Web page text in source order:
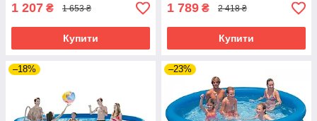
1 207 ₴ 1 653 ₴
Купити
1 789 ₴ 2 418 ₴
Купити
–18% –23%